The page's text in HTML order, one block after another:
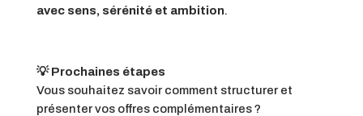
avec sens, sérénité et ambition.
💡 Prochaines étapes
Vous souhaitez savoir comment structurer et
présenter vos offres complémentaires ?